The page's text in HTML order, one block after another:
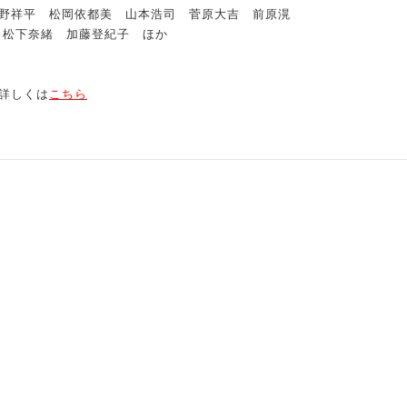
祥平 松岡依都美 山本浩司 菅原大吉 前原滉
下奈緒 加藤登紀子 ほか
しくはこちら